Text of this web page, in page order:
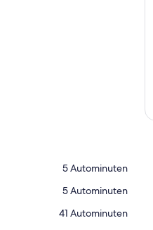
‪5 Autominuten‬
‪5 Autominuten‬
‪41 Autominuten‬